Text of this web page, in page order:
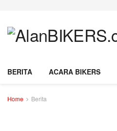
BERITA ACARA BIKERS
Home Berita